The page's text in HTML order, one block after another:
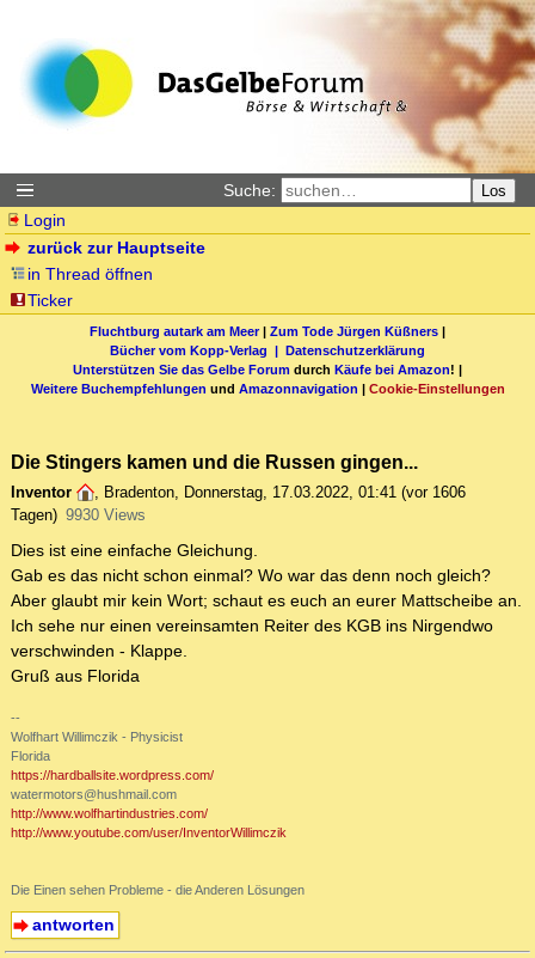
Suche: Los
Login
zurück zur Hauptseite
in Thread öffnen
Ticker
Fluchtburg autark am Meer| Zum Tode Jürgen Küßners |
Bücher vom Kopp-Verlag | Datenschutzerklärung
Unterstützen Sie das Gelbe Forum durch Käufe bei Amazon! |
Weitere Buchempfehlungen und Amazonnavigation | Cookie-Einstellungen
Die Stingers kamen und die Russen gingen...
Inventor , Bradenton, Donnerstag, 17.03.2022, 01:41 (vor 1606
Tagen) 9930 Views
Dies ist eine einfache Gleichung.
Gab es das nicht schon einmal? Wo war das denn noch gleich?
Aber glaubt mir kein Wort; schaut es euch an eurer Mattscheibe an.
Ich sehe nur einen vereinsamten Reiter des KGB ins Nirgendwo
verschwinden - Klappe.
Gruß aus Florida
--
Wolfhart Willimczik - Physicist
Florida
https://hardballsite.wordpress.com/
watermotors@hushmail.com
http://www.wolfhartindustries.com/
http://www.youtube.com/user/InventorWillimczik
Die Einen sehen Probleme - die Anderen Lösungen
antworten